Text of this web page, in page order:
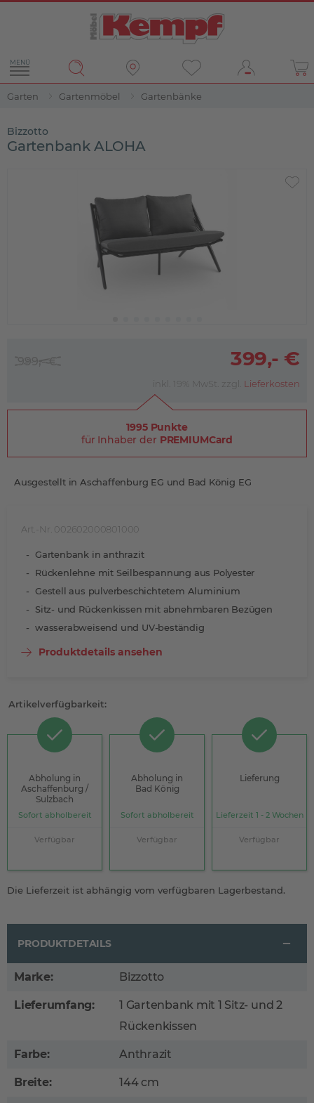
MENÜ
Garten Gartenmöbel Gartenbänke
Bizzotto
Gartenbank ALOHA
Art.-Nr. 002602000801000
Gartenbank in anthrazit
Rückenlehne mit Seilbespannung aus Polyester
Gestell aus pulverbeschichtetem Aluminium
Sitz- und Rückenkissen mit abnehmbaren Bezügen
wasserabweisend und UV-beständig
Produktdetails ansehen
Artikelverfügbarkeit:
Abholung in
Aschaffenburg /
Sulzbach
Sofort abholbereit
Verfügbar
Abholung in
Bad König
Sofort abholbereit
Verfügbar
Lieferung
Lieferzeit 1 - 2 Wochen
Verfügbar
Die Lieferzeit ist abhängig vom verfügbaren Lagerbestand.
399,- €
999,- €
inkl. 19% MwSt. zzgl. Lieferkosten
1995 Punkte
für Inhaber der PREMIUMCard
Ausgestellt in Aschaffenburg EG und Bad König EG
PRODUKTDETAILS
Marke: Bizzotto
Lieferumfang:
1 Gartenbank mit 1 Sitz- und 2
Rückenkissen
Farbe: Anthrazit
Breite: 144 cm